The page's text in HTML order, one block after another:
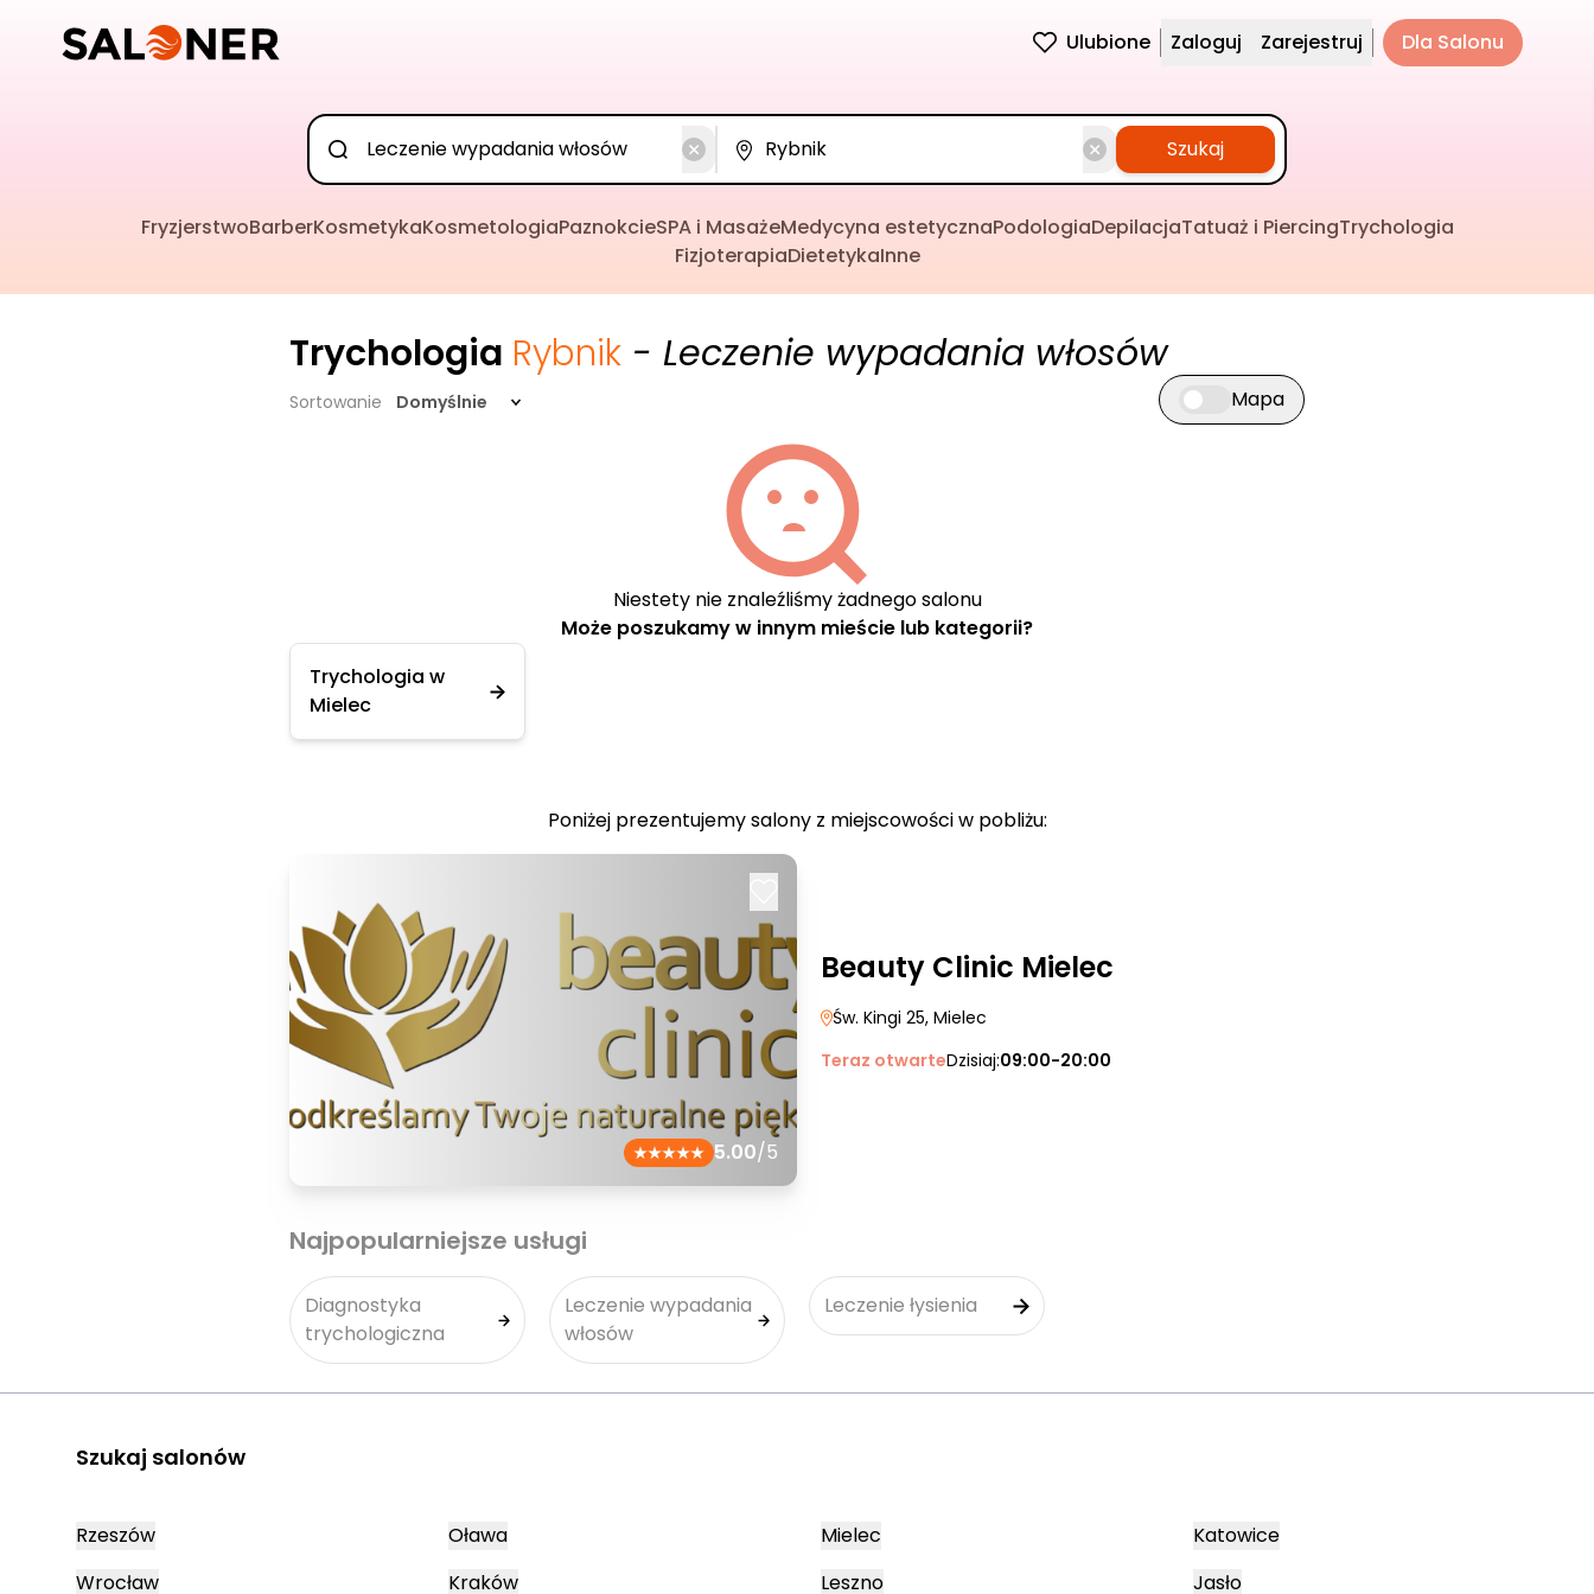
Ulubione Zaloguj Zarejestruj Dla Salonu
Szukaj
FryzjerstwoBarberKosmetykaKosmetologiaPaznokcieSPA i MasażeMedycyna estetycznaPodologiaDepilacjaTatuaż i PiercingTrychologia
FizjoterapiaDietetykaInne
Trychologia Rybnik - Leczenie wypadania włosów
Sortowanie Domyślnie Przełącz widok mapy
Mapa
Niestety nie znaleźliśmy żadnego salonu
Może poszukamy w innym mieście lub kategorii?
Trychologia w
Mielec
Poniżej prezentujemy salony z miejscowości w pobliżu:
5.00/5
Beauty Clinic Mielec
Św. Kingi 25, Mielec
Teraz otwarteDzisiaj:09:00-20:00
Najpopularniejsze usługi
Diagnostyka
trychologiczna
Leczenie wypadania
włosów
Leczenie łysienia
Szukaj salonów
Rzeszów
Wrocław
Oława
Kraków
Mielec
Leszno
Katowice
Jasło